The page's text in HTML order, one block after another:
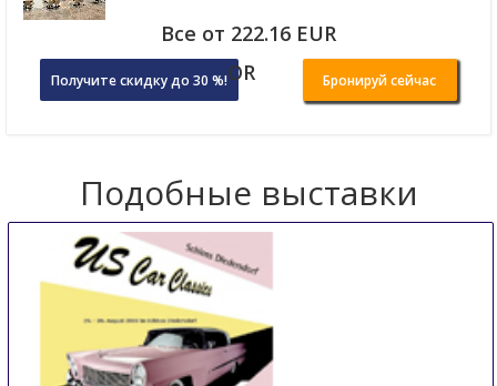
Все от 222.16 EUR
Получите скидку до 30 %!OR Бронируй сейчас
Подобные выставки